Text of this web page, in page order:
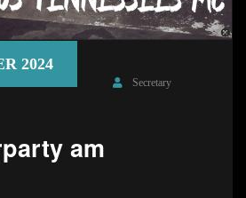
2024
Secretary
am